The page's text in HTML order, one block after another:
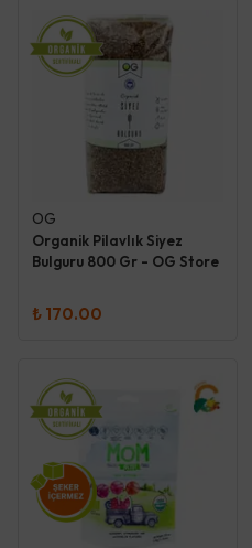
OG
Organik Pilavlık Siyez
Bulguru 800 Gr - OG Store
₺ 170.00